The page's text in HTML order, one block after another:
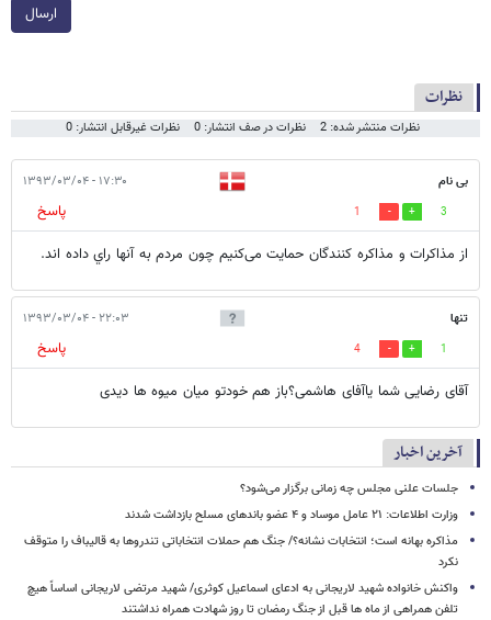
ارسال
نظرات
نظرات منتشر شده: 2 نظرات در صف انتشار: 0 نظرات غیرقابل انتشار: 0
بی نام ۱۷:۳۰ - ۱۳۹۳/۰۳/۰۴
3
1
پاسخ
از مذاکرات و مذاکره کنندگان حمایت می‌کنیم چون مردم به آنها راي داده اند.
تنها ۲۲:۰۳ - ۱۳۹۳/۰۳/۰۴
1
4
پاسخ
آقای رضایی شما یاآفای هاشمی؟باز هم خودتو میان میوه ها دیدی
آخرین اخبار
جلسات علنی مجلس چه زمانی برگزار می‌شود؟
وزارت اطلاعات: ۲۱ عامل موساد و ۴ عضو باندهای مسلح بازداشت شدند
مذاکره بهانه است؛ انتخابات نشانه؟/ جنگ هم حملات انتخاباتی تندروها به قالیباف را متوقف
نکرد
واکنش خانواده شهید لاریجانی به ادعای اسماعیل کوثری/ شهید مرتضی لاریجانی اساساً هیچ
تلفن همراهی از ماه ها قبل از جنگ رمضان تا روز شهادت همراه نداشتند